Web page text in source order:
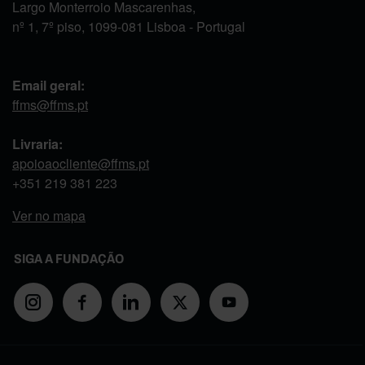
Largo Monterroio Mascarenhas,
nº 1, 7º piso, 1099-081 Lisboa - Portugal
Email geral:
ffms@ffms.pt
Livraria:
apoioaocliente@ffms.pt
+351 219 381 223
Ver no mapa
SIGA A FUNDAÇÃO